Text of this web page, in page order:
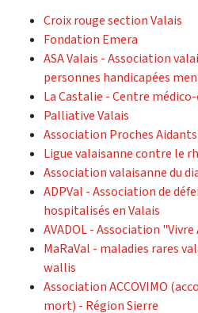
Croix rouge section Valais
Fondation Emera
ASA Valais - Association
personnes handicapées
La Castalie - Centre
Palliative Valais
Association Proches
Ligue valaisanne contre le
Association valaisanne du
ADPVal - Association de
hospitalisés en Valais
AVADOL - Association
MaRaVal - maladies rares
wallis
Association ACCOVIMO
mort) - Région Sierre